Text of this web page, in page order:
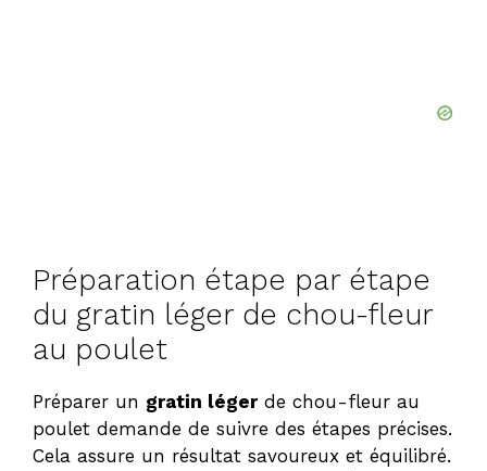
Préparation étape par étape
du gratin léger de chou-fleur
au poulet
Préparer un gratin légerde chou-fleur au
poulet demande de suivre des étapes précises.
Cela assure un résultat savoureux et équilibré.